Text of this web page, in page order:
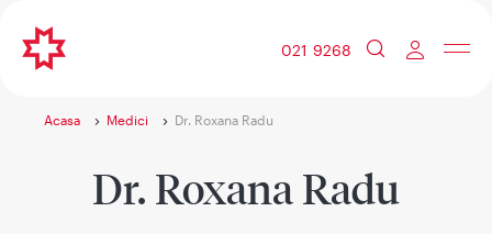
021 9268
Acasa Medici Dr. Roxana Radu
Dr. Roxana Radu